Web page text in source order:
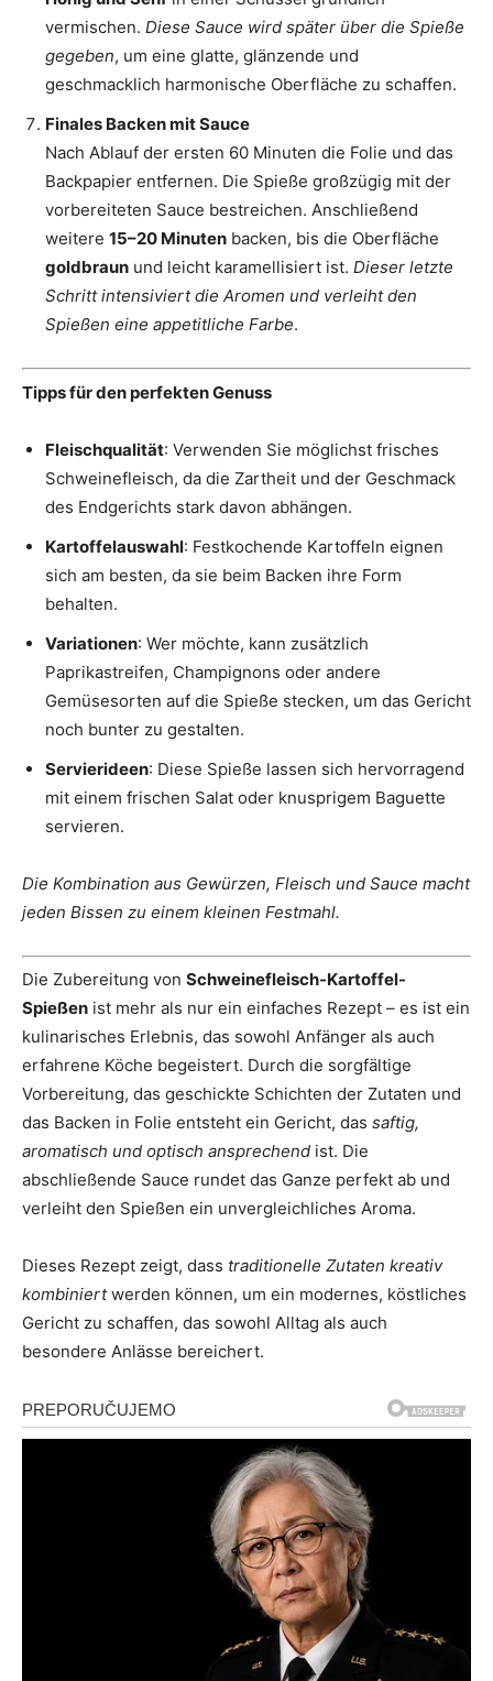
vermischen. Diese Sauce wird später über die Spieße
gegeben, um eine glatte, glänzende und
geschmacklich harmonische Oberfläche zu schaffen.
Finales Backen mit Sauce
Nach Ablauf der ersten 60 Minuten die Folie und das
Backpapier entfernen. Die Spieße großzügig mit der
vorbereiteten Sauce bestreichen. Anschließend
weitere 15–20 Minuten backen, bis die Oberfläche
goldbraun und leicht karamellisiert ist. Dieser letzte
Schritt intensiviert die Aromen und verleiht den
Spießen eine appetitliche Farbe.
Tipps für den perfekten Genuss
Fleischqualität: Verwenden Sie möglichst frisches
Schweinefleisch, da die Zartheit und der Geschmack
des Endgerichts stark davon abhängen.
Kartoffelauswahl: Festkochende Kartoffeln eignen
sich am besten, da sie beim Backen ihre Form
behalten.
Variationen: Wer möchte, kann zusätzlich
Paprikastreifen, Champignons oder andere
Gemüsesorten auf die Spieße stecken, um das Gericht
noch bunter zu gestalten.
Servierideen: Diese Spieße lassen sich hervorragend
mit einem frischen Salat oder knusprigem Baguette
servieren.
Die Kombination aus Gewürzen, Fleisch und Sauce macht
jeden Bissen zu einem kleinen Festmahl.
Die Zubereitung von Schweinefleisch-Kartoffel-
Spießen ist mehr als nur ein einfaches Rezept – es ist ein
kulinarisches Erlebnis, das sowohl Anfänger als auch
erfahrene Köche begeistert. Durch die sorgfältige
Vorbereitung, das geschickte Schichten der Zutaten und
das Backen in Folie entsteht ein Gericht, das saftig,
aromatisch und optisch ansprechend ist. Die
abschließende Sauce rundet das Ganze perfekt ab und
verleiht den Spießen ein unvergleichliches Aroma.
Dieses Rezept zeigt, dass traditionelle Zutaten kreativ
kombiniertwerden können, um ein modernes, köstliches
Gericht zu schaffen, das sowohl Alltag als auch
besondere Anlässe bereichert.